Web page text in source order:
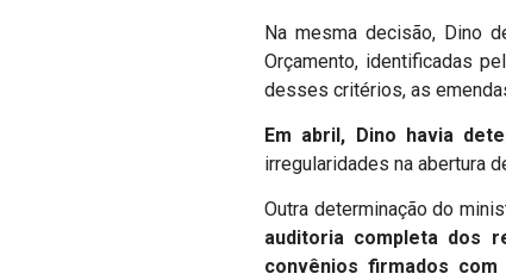
Na mesma decisão, Dino
Orçamento, identificadas
desses critérios, as
Em abril, Dino havia
irregularidades na abertura
Outra determinação do
auditoria completa dos
convênios firmados